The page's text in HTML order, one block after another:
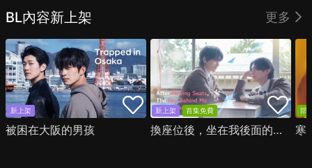
BL內容新上架 更多
新上架
被困在大阪的男孩
新上架 首集免費
換座位後，坐在我後面的男生好像喜歡我
部
寒